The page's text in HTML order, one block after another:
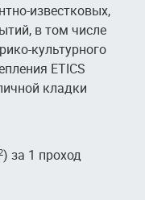
известковых,
в том числе
культурного
ETICS
кладки
) за 1 проход